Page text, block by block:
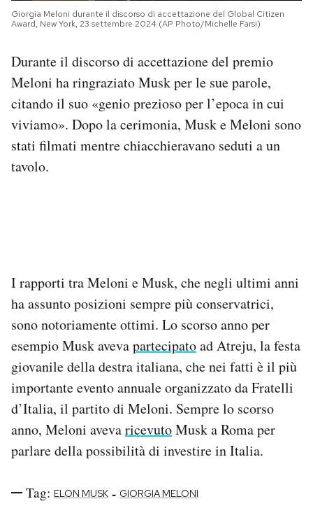
Giorgia Meloni durante il discorso di accettazione del Global Citizen
Award, New York, 23 settembre 2024 (AP Photo/Michelle Farsi)
Durante il discorso di accettazione del premio
Meloni ha ringraziato Musk per le sue parole,
citando il suo «genio prezioso per l’epoca in cui
viviamo». Dopo la cerimonia, Musk e Meloni sono
stati filmati mentre chiacchieravano seduti a un
tavolo.
I rapporti tra Meloni e Musk, che negli ultimi anni
ha assunto posizioni sempre più conservatrici,
sono notoriamente ottimi. Lo scorso anno per
esempio Musk avevapartecipatoad Atreju, la festa
giovanile della destra italiana, che nei fatti è il più
importante evento annuale organizzato da Fratelli
d’Italia, il partito di Meloni. Sempre lo scorso
anno, Meloni avevaricevutoMusk a Roma per
parlare della possibilità di investire in Italia.
Tag: ELON MUSK - GIORGIA MELONI